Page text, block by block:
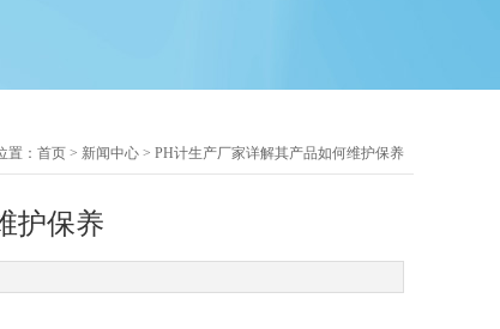
置： 首页 > 新闻中心 > PH计生产厂家详解其产品如何维护保养
护保养